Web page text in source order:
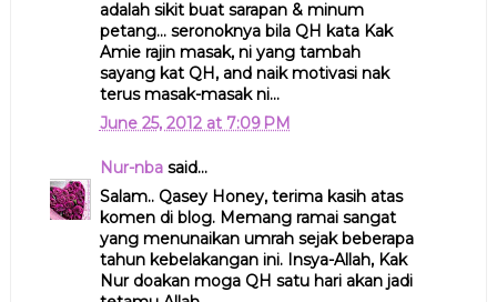
adalah sikit buat sarapan & minum
petang... seronoknya bila QH kata Kak
Amie rajin masak, ni yang tambah
sayang kat QH, and naik motivasi nak
terus masak-masak ni...
June 25, 2012 at 7:09 PM
Nur-nbasaid...
Salam.. Qasey Honey, terima kasih atas
komen di blog. Memang ramai sangat
yang menunaikan umrah sejak beberapa
tahun kebelakangan ini. Insya-Allah, Kak
Nur doakan moga QH satu hari akan jadi